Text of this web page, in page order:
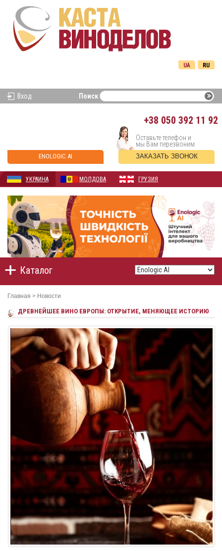
RU
UA
Вход Поиск
+38 050 392 11 92
ENOLOGIC AI
Оставьте телефон и
мы Вам перезвоним
ЗАКАЗАТЬ ЗВОНОК
УКРАИНА МОЛДОВА ГРУЗИЯ
Каталог
Главная > Новости
ДРЕВНЕЙШЕЕ ВИНО ЕВРОПЫ: ОТКРЫТИЕ, МЕНЯЮЩЕЕ ИСТОРИЮ